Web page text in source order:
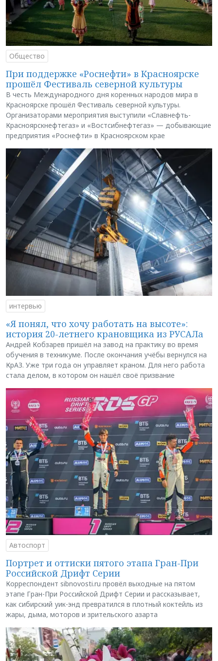
Общество
При поддержке «Роснефти» в Красноярске
прошёл Фестиваль северной культуры
В честь Международного дня коренных народов мира в
Красноярске прошёл Фестиваль северной культуры.
Организаторами мероприятия выступили «Славнефть-
Красноярскнефтегаз» и «Востсибнефтегаз» — добывающие
предприятия «Роснефти» в Красноярском крае
интервью
«Я понял, что хочу работать на высоте»:
история 20-летнего крановщика из РУСАЛа
Андрей Кобзарев пришёл на завод на практику во время
обучения в техникуме. После окончания учёбы вернулся на
КрАЗ. Уже три года он управляет краном. Для него работа
стала делом, в котором он нашёл своё призвание
Автоспорт
Портрет и оттиски пятого этапа Гран-При
Российской Дрифт Серии
Корреспондент sibnovosti.ru провёл выходные на пятом
этапе Гран-При Российской Дрифт Серии и рассказывает,
как сибирский уик-энд превратился в плотный коктейль из
жары, дыма, моторов и зрительского азарта